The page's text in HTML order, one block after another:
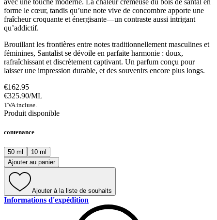
forme le cœur, tandis qu’une note vive de concombre apporte une
fraîcheur croquante et énergisante—un contraste aussi intrigant
qu’addictif.
Brouillant les frontières entre notes traditionnellement masculines et
féminines, Santalist se dévoile en parfaite harmonie : doux,
rafraîchissant et discrètement captivant. Un parfum conçu pour
laisser une impression durable, et des souvenirs encore plus longs.
€162.95
€325.90/ML
TVA incluse.
Produit disponible
contenance
50 ml
10 ml
Ajouter au panier
Ajouter à la liste de souhaits
Informations d'expédition